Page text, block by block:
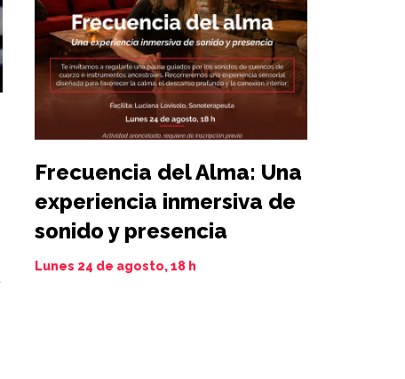
Frecuencia del Alma: Una
experiencia inmersiva de
sonido y presencia
Lunes 24 de agosto, 18 h